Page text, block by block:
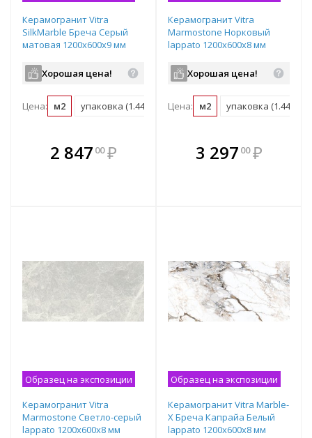
Керамогранит Vitra
SilkMarble Бреча Серый
матовая 1200х600х9 мм
K947780R0001VTSP
Хорошая цена!
Цена: м2 упаковка (1.44 м2)
2 847 00 ₽
В комплекте
всегда выгоднее!
Керамогранит Vitra
Marmostone Норковый
lappato 1200х600х8 мм
K951327LPR01VTER
Хорошая цена!
Цена: м2 упаковка (1.44 м2)
В комплекте
всегда выгоднее!
3 297 00 ₽
Образец на экспозиции
Керамогранит Vitra
Marmostone Светло-серый
lappato 1200х600х8 мм
Образец на экспозиции
Керамогранит Vitra Marble-
X Бреча Капрайа Белый
lappato 1200х600х8 мм